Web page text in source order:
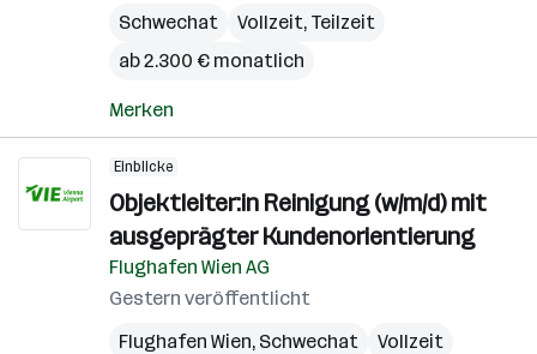
Schwechat
Vollzeit, Teilzeit
ab 2.300 € monatlich
Merken
Einblicke
Objektleiter:in Reinigung (w/m/d) mit
ausgeprägter Kundenorientierung
Flughafen Wien AG
Gestern veröffentlicht
Flughafen Wien, Schwechat
Vollzeit